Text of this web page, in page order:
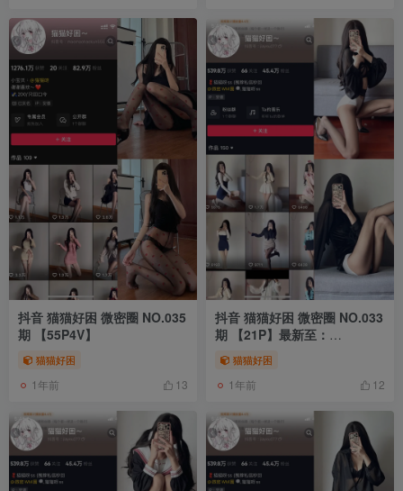
抖音 猫猫好困 微密圈 NO.035
期 【55P4V】
猫猫好困
1年前 13
抖音 猫猫好困 微密圈 NO.033
期 【21P】最新至：
2024.9.10
猫猫好困
1年前 12